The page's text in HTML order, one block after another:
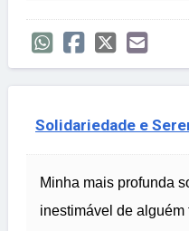
Solidariedade e
Minha mais profunda
inestimável de alguém